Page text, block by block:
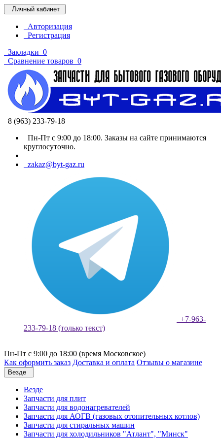
Личный кабинет
Авторизация
Регистрация
Закладки 0
Сравнение товаров 0
8 (963) 233-79-18
Пн-Пт с 9:00 до 18:00. Заказы на сайте принимаются
круглосуточно.
zakaz@byt-gaz.ru
+7-963-
233-79-18 (только текст)
Пн-Пт с 9:00 до 18:00 (время Московское)
Как оформить заказ Доставка и оплата Отзывы о магазине
Везде
Везде
Запчасти для плит
Запчасти для водонагревателей
Запчасти для АОГВ (газовых отопительных котлов)
Запчасти для стиральных машин
Запчасти для холодильников "Атлант", "Минск"